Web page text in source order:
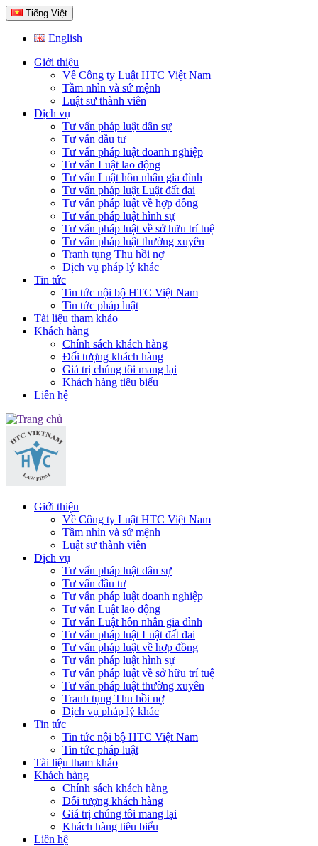
Tiếng Việt
English
Giới thiệu
Về Công ty Luật HTC Việt Nam
Tầm nhìn và sứ mệnh
Luật sư thành viên
Dịch vụ
Tư vấn pháp luật dân sự
Tư vấn đầu tư
Tư vấn pháp luật doanh nghiệp
Tư vấn Luật lao động
Tư vấn Luật hôn nhân gia đình
Tư vấn pháp luật Luật đất đai
Tư vấn pháp luật về hợp đồng
Tư vấn pháp luật hình sự
Tư vấn pháp luật về sở hữu trí tuệ
Tư vấn pháp luật thường xuyên
Tranh tụng Thu hồi nợ
Dịch vụ pháp lý khác
Tin tức
Tin tức nội bộ HTC Việt Nam
Tin tức pháp luật
Tài liệu tham khảo
Khách hàng
Chính sách khách hàng
Đối tượng khách hàng
Giá trị chúng tôi mang lại
Khách hàng tiêu biểu
Liên hệ
Giới thiệu
Về Công ty Luật HTC Việt Nam
Tầm nhìn và sứ mệnh
Luật sư thành viên
Dịch vụ
Tư vấn pháp luật dân sự
Tư vấn đầu tư
Tư vấn pháp luật doanh nghiệp
Tư vấn Luật lao động
Tư vấn Luật hôn nhân gia đình
Tư vấn pháp luật Luật đất đai
Tư vấn pháp luật về hợp đồng
Tư vấn pháp luật hình sự
Tư vấn pháp luật về sở hữu trí tuệ
Tư vấn pháp luật thường xuyên
Tranh tụng Thu hồi nợ
Dịch vụ pháp lý khác
Tin tức
Tin tức nội bộ HTC Việt Nam
Tin tức pháp luật
Tài liệu tham khảo
Khách hàng
Chính sách khách hàng
Đối tượng khách hàng
Giá trị chúng tôi mang lại
Khách hàng tiêu biểu
Liên hệ